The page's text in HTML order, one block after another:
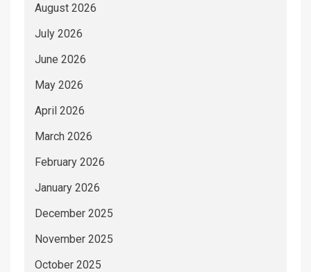
August 2026
July 2026
June 2026
May 2026
April 2026
March 2026
February 2026
January 2026
December 2025
November 2025
October 2025